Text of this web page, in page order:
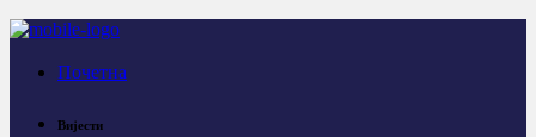
Почетна
Вијести